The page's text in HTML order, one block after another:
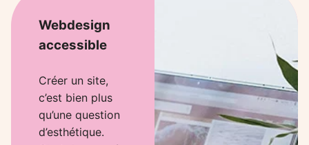
Webdesign
accessible
Créer un site,
c’est bien plus
qu’une question
d’esthétique.